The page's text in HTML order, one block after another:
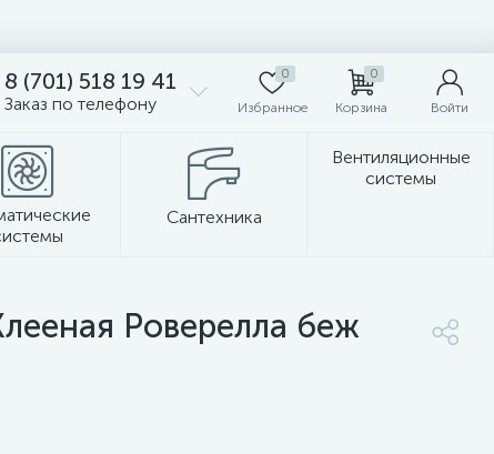
8 (701) 518 19 41
Заказ по телефону
0
Избранное
0
Корзина Войти
Сантехника
Вентиляционные
системы
Роверелла беж